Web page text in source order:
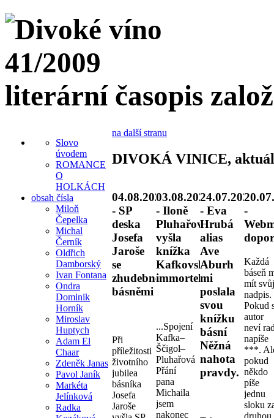
literární časopis
Slovo
úvodem
ROMANCE
O
HOLKÁCH
obsah čísla
Miloň
Čepelka
Michal
Černík
Oldřich
Damborský
Ivan Fontana
Ondra
Dominik
Horník
Miroslav
Huptych
Adam El
Chaar
Zdeněk Janas
Pavol Janík
Markéta
Jelínková
Radka
na další stranu
DIVOKÁ VINICE,
04.08.2026
- SP
deska
Josefa
Jaroše
se
zhudebněnými
básněmi
Při
příležitosti
životního
jubilea
básníka
Josefa
Jaroše
03.08.2026
- Iloně
Pluhařové
vyšla
knížka
Kafkovské
immortelly.
...Spojení
Kafka–
Ščigol–
Pluhařová
Přání
pana
Michaila
jsem
nakonec
24.07.2026
- Eva
Hrubá
alias
Ave
Aburh
mi
poslala
svou
knížku
básní
Něžná
nahota
pravdy.
-
Každá
báseň
mít
nadpis.
Pokud
autor
neví
napíše
***.
pokud
někdo
píše
jednu
sloku